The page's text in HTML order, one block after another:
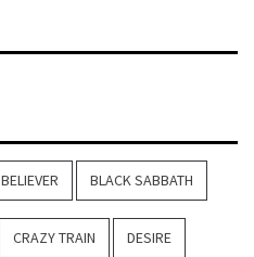
BELIEVER BLACK SABBATH
CRAZY TRAIN DESIRE